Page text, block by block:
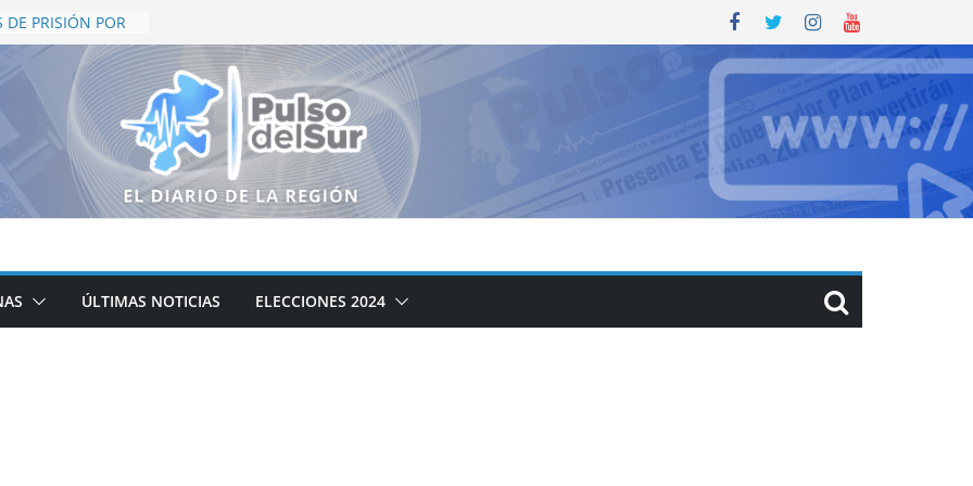
PRISIÓN POR
EN EL
SER UNO DE LOS
TURÍSTICOS
MEJÍA HARO
DE
EN
REÚNE A 540
PREPARACIÓN DE
CON TALLER
ÚLTIMAS NOTICIAS ELECCIONES 2024